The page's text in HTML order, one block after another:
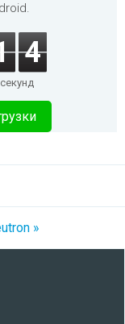
4
секунд
»